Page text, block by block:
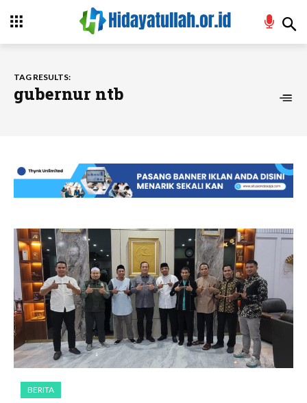
TAG RESULTS:
gubernur ntb
BERITA